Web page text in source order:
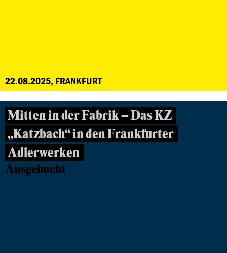
22.08.2025, FRANKFURT
Mitten in der Fabrik – Das KZ
„Katzbach“ in den Frankfurter
Adlerwerken
Ausgebucht